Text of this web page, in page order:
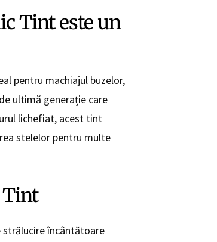
Tint este un
pentru machiajul buzelor,
ultimă generație care
lichefiat, acest tint
stelelor pentru multe
încântătoare